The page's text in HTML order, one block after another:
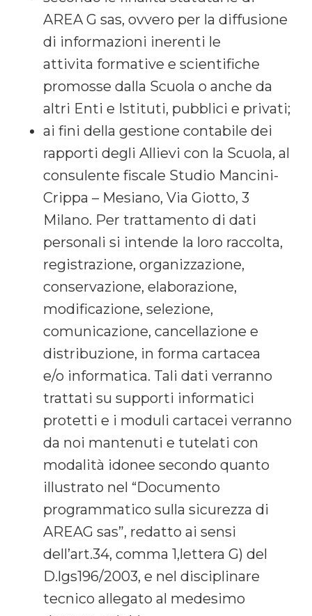
AREA G sas, ovvero per la diffusione
di informazioni inerenti le
attivita formative e scientifiche
promosse dalla Scuola o anche da
altri Enti e Istituti, pubblici e privati;
ai fini della gestione contabile dei
rapporti degli Allievi con la Scuola, al
consulente fiscale Studio Mancini-
Crippa – Mesiano, Via Giotto, 3
Milano. Per trattamento di dati
personali si intende Ia loro raccolta,
registrazione, organizzazione,
conservazione, elaborazione,
modificazione, selezione,
comunicazione, cancellazione e
distribuzione, in forma cartacea
e/o informatica. Tali dati verranno
trattati su supporti informatici
protetti e i moduli cartacei verranno
da noi mantenuti e tutelati con
modalità idonee secondo quanto
illustrato nel “Documento
programmatico sulla sicurezza di
AREAG sas”, redatto ai sensi
dell’art.34, comma 1,lettera G) del
D.lgs196/2003, e nel disciplinare
tecnico allegato al medesimo